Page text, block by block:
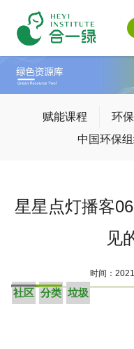
赋能课程 环
中国环保
星星点灯播客
见
社区 分类 垃圾
时间：